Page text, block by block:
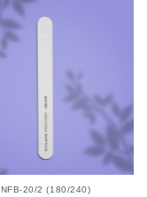
NFB-20/2 (180/240)